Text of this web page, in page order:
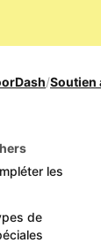
/Soutien
les
de